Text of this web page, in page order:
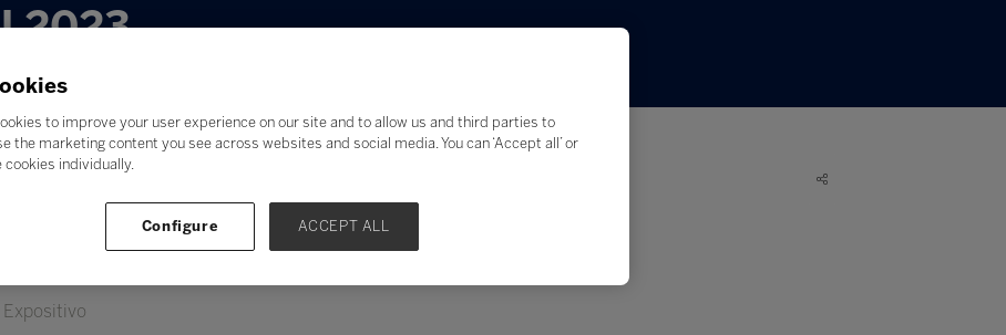
2023
to improve your user experience on our site and to allow us and third parties to
the marketing content you see across websites and social media. You can ‘Accept all’ or
cookies individually.
Configure ACCEPT ALL